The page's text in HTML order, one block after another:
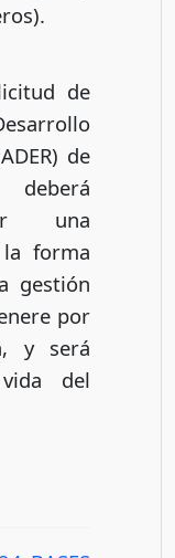
de
de
una
la forma
gestión
por
y será
del